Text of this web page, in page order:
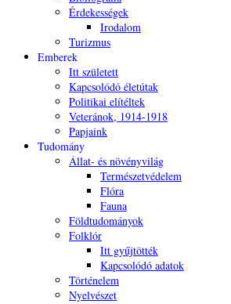
Érdekességek
Irodalom
Turizmus
Emberek
Itt született
Kapcsolódó életútak
Politikai elítéltek
Veteránok, 1914-1918
Papjaink
Tudomány
Állat- és növényvilág
Természetvédelem
Flóra
Fauna
Földtudományok
Folklór
Itt gyűjtötték
Kapcsolódó adatok
Történelem
Nyelvészet